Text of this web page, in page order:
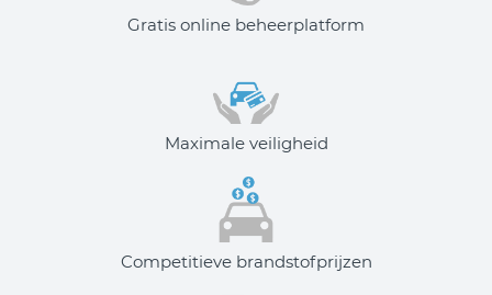
Gratis online beheerplatform​
Maximale veiligheid
Competitieve brandstofprijzen